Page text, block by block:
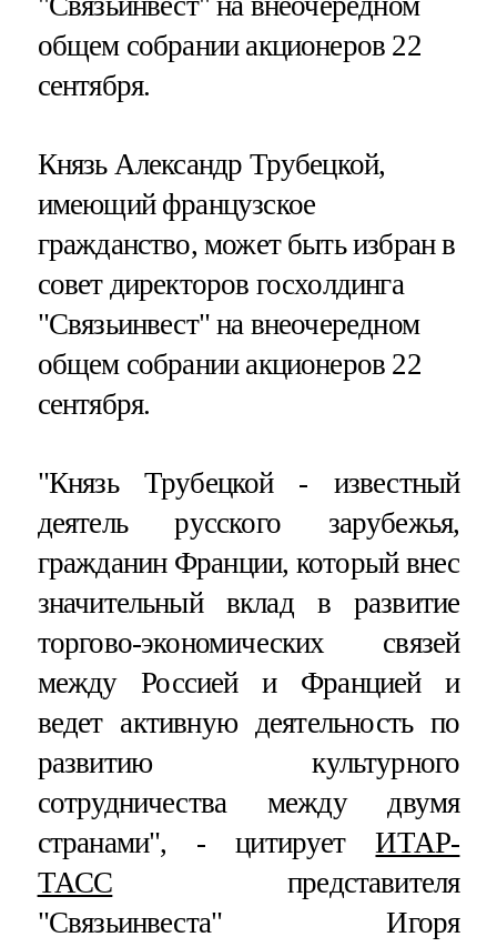
общем собрании акционеров 22
сентября.
Князь Александр Трубецкой,
имеющий французское
гражданство, может быть избран в
совет директоров госхолдинга
"Связьинвест" на внеочередном
общем собрании акционеров 22
сентября.
"Князь Трубецкой - известный
деятель русского зарубежья,
гражданин Франции, который внес
значительный вклад в развитие
торгово-экономических связей
между Россией и Францией и
ведет активную деятельность по
развитию культурного
сотрудничества между двумя
странами", - цитируетИТАР-
ТАСС представителя
"Связьинвеста" Игоря